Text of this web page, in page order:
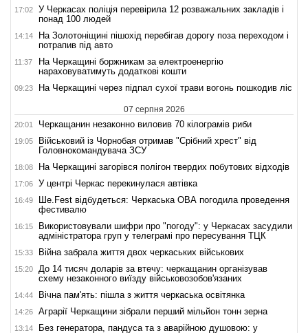
17:02
У Черкасах поліція перевірила 12 розважальних закладів і
понад 100 людей
14:14
На Золотоніщині пішохід перебігав дорогу поза переходом і
потрапив під авто
11:37
На Черкащині боржникам за електроенергію
нараховуватимуть додаткові кошти
09:23 На Черкащині через підпал сухої трави вогонь пошкодив ліс
07 серпня 2026
20:01 Черкащанин незаконно виловив 70 кілограмів риби
19:05
Військовий із Чорнобая отримав "Срібний хрест" від
Головнокомандувача ЗСУ
18:08 На Черкащині загорівся полігон твердих побутових відходів
17:06 У центрі Черкас перекинулася автівка
16:49
Ше.Fest відбудеться: Черкаська ОВА погодила проведення
фестивалю
16:15
Використовували шифри про "погоду": у Черкасах засудили
адміністратора груп у телеграмі про пересування ТЦК
15:33 Війна забрала життя двох черкаських військових
15:20
До 14 тисяч доларів за втечу: черкащанин організував
схему незаконного виїзду військовозобов'язаних
14:44 Вічна пам'ять: пішла з життя черкаська освітянка
14:26 Аграрії Черкащини зібрали перший мільйон тонн зерна
13:14
Без генератора, пандуса та з аварійною душовою: у